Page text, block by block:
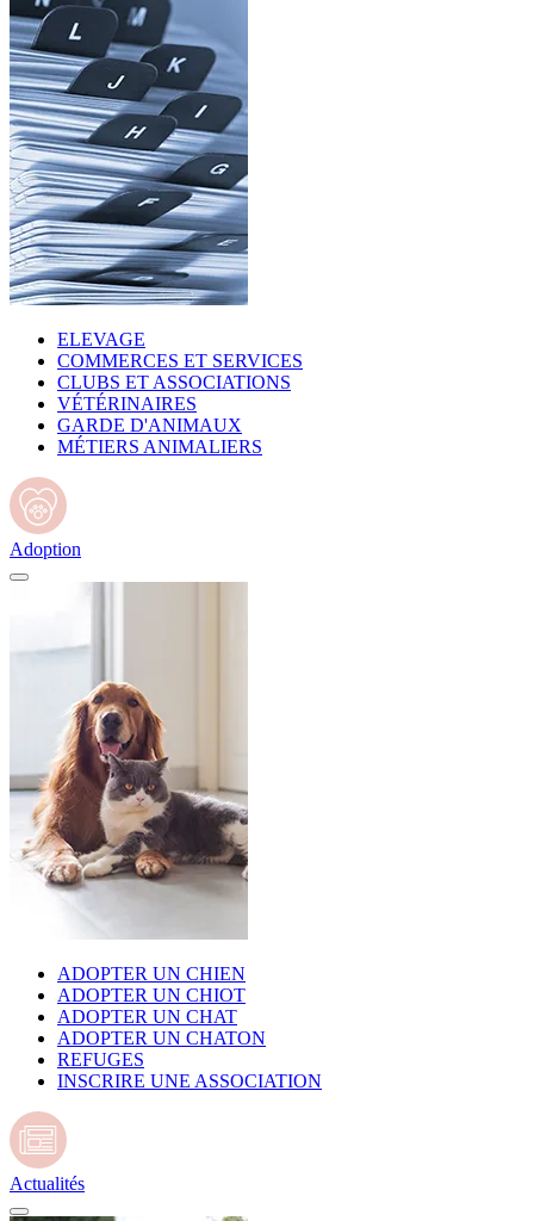
ELEVAGE
COMMERCES ET SERVICES
CLUBS ET ASSOCIATIONS
VÉTÉRINAIRES
GARDE D'ANIMAUX
MÉTIERS ANIMALIERS
Adoption
ADOPTER UN CHIEN
ADOPTER UN CHIOT
ADOPTER UN CHAT
ADOPTER UN CHATON
REFUGES
INSCRIRE UNE ASSOCIATION
Actualités